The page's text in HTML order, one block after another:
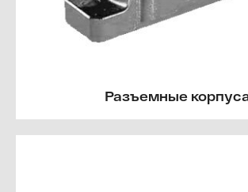
Разъемные